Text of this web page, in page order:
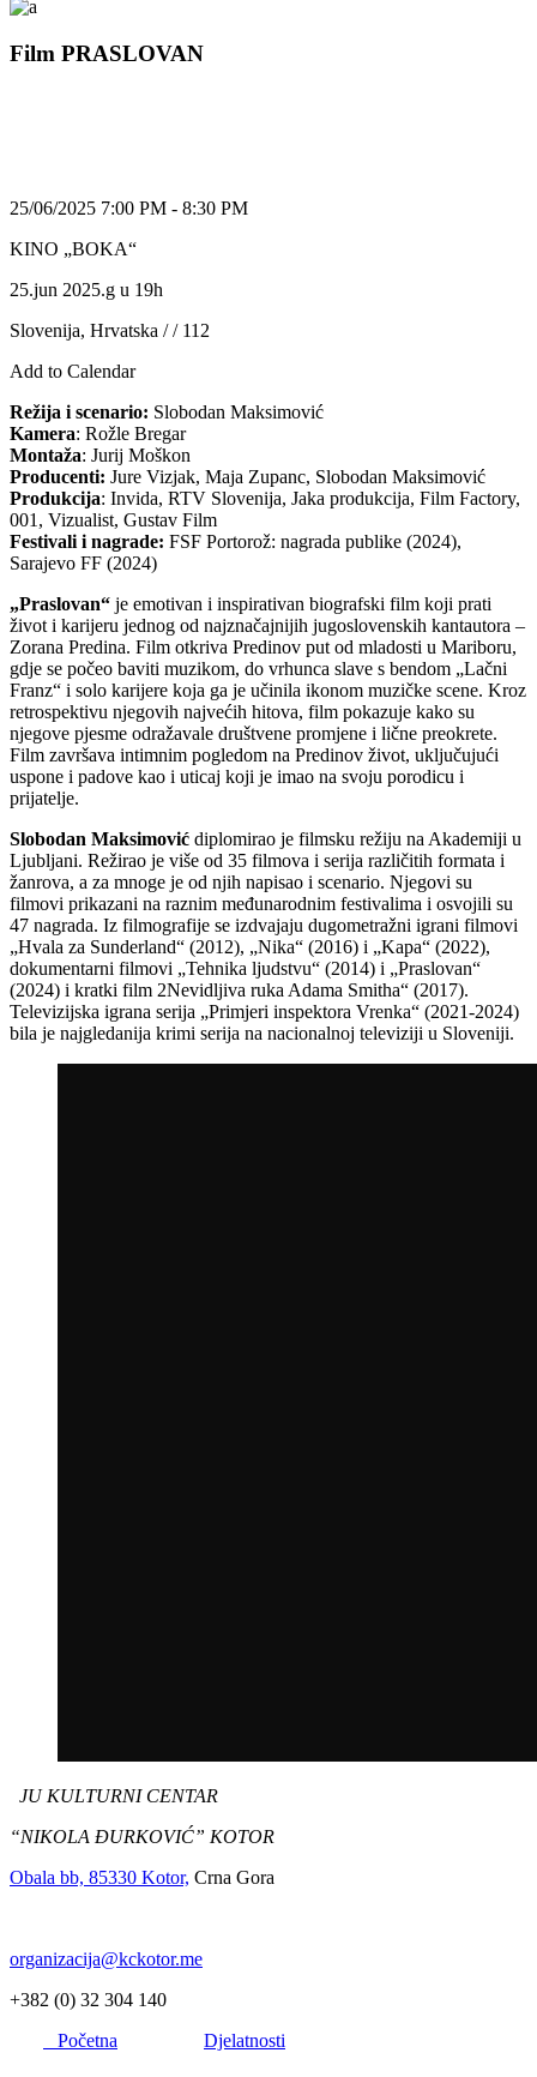
Film PRASLOVAN
25/06/2025 7:00 PM - 8:30 PM
KINO „BOKA“
25.jun 2025.g u 19h
Slovenija, Hrvatska / / 112
Add to Calendar
Režija i scenario: Slobodan Maksimović
Kamera: Rožle Bregar
Montaža: Jurij Moškon
Producenti: Jure Vizjak, Maja Zupanc, Slobodan Maksimović
Produkcija: Invida, RTV Slovenija, Jaka produkcija, Film Factory,
001, Vizualist, Gustav Film
Festivali i nagrade: FSF Portorož: nagrada publike (2024),
Sarajevo FF (2024)
„Praslovan“ je emotivan i inspirativan biografski film koji prati
život i karijeru jednog od najznačajnijih jugoslovenskih kantautora –
Zorana Predina. Film otkriva Predinov put od mladosti u Mariboru,
gdje se počeo baviti muzikom, do vrhunca slave s bendom „Lačni
Franz“ i solo karijere koja ga je učinila ikonom muzičke scene. Kroz
retrospektivu njegovih najvećih hitova, film pokazuje kako su
njegove pjesme odražavale društvene promjene i lične preokrete.
Film završava intimnim pogledom na Predinov život, uključujući
uspone i padove kao i uticaj koji je imao na svoju porodicu i
prijatelje.
Slobodan Maksimović diplomirao je filmsku režiju na Akademiji u
Ljubljani. Režirao je više od 35 filmova i serija različitih formata i
žanrova, a za mnoge je od njih napisao i scenario. Njegovi su
filmovi prikazani na raznim međunarodnim festivalima i osvojili su
47 nagrada. Iz filmografije se izdvajaju dugometražni igrani filmovi
„Hvala za Sunderland“ (2012), „Nika“ (2016) i „Kapa“ (2022),
dokumentarni filmovi „Tehnika ljudstvu“ (2014) i „Praslovan“
(2024) i kratki film 2Nevidljiva ruka Adama Smitha“ (2017).
Televizijska igrana serija „Primjeri inspektora Vrenka“ (2021-2024)
bila je najgledanija krimi serija na nacionalnoj televiziji u Sloveniji.
JU KULTURNI CENTAR
“NIKOLA ĐURKOVIĆ” KOTOR
Obala bb, 85330 Kotor, Crna Gora
organizacija@kckotor.me
+382 (0) 32 304 140
Početna
Djelatnosti